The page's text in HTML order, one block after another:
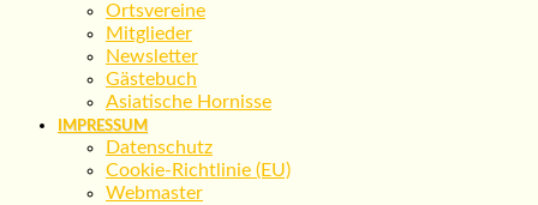
Ortsvereine
Mitglieder
Newsletter
Gästebuch
Asiatische Hornisse
IMPRESSUM
Datenschutz
Cookie-Richtlinie (EU)
Webmaster